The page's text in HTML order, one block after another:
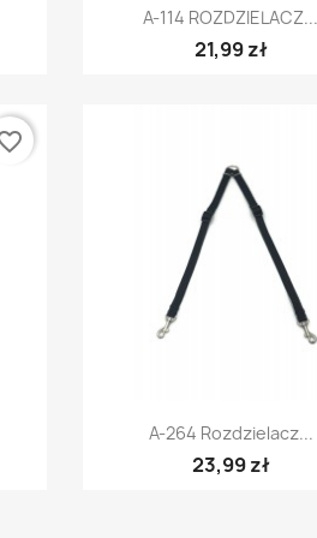
Szybki podgląd
A-114 ROZDZIELACZ...
21,99 zł
Szybki podgląd
A-264 Rozdzielacz...
23,99 zł